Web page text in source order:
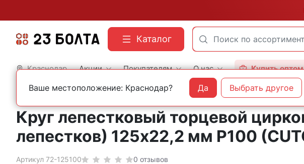
Каталог
Краснодар Акции Покупателям О нас Купить оптом
Главная Оснастка Абразивные материалы Круги лепестковые КЛТ
Круг лепестковый торцевой
лепестков) 125х22,2 мм Р100
Артикул 72-125100 0 отзывов
Ваше местоположение: Краснодар? Да Выбрать другое